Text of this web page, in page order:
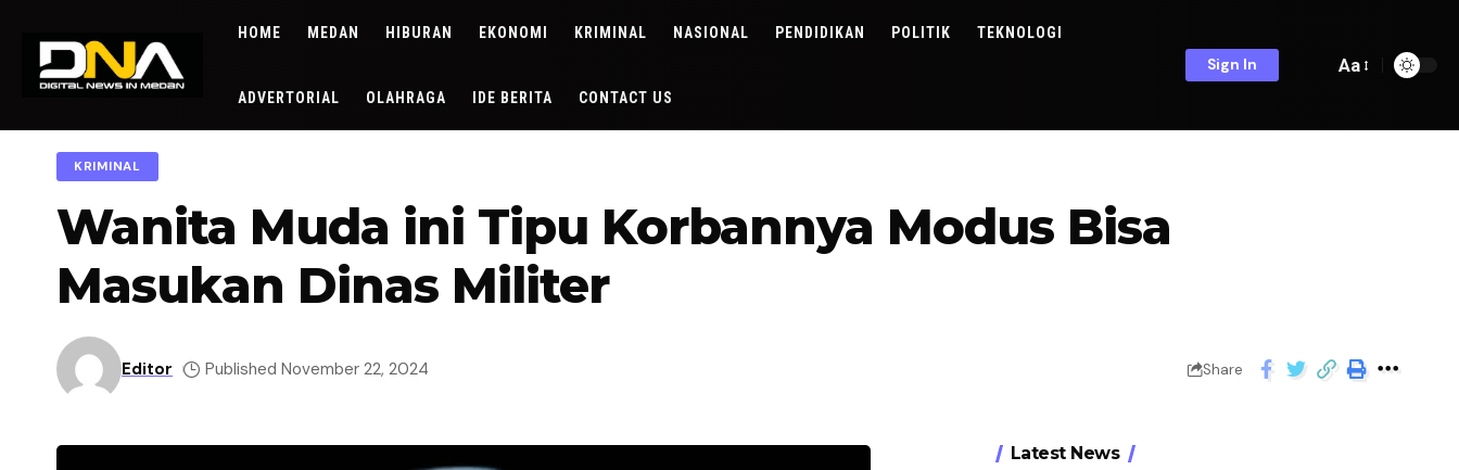
HOME MEDAN HIBURAN EKONOMI KRIMINAL NASIONAL PENDIDIKAN POLITIK TEKNOLOGI
ADVERTORIAL OLAHRAGA IDE BERITA CONTACT US
Sign In Aa
KRIMINAL
Wanita Muda ini Tipu Korbannya Modus Bisa
Masukan Dinas Militer
Editor Published November 22, 2024 Share
Latest News